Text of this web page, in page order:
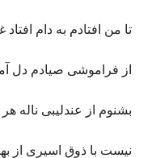
تا من افتادم به دام
از فراموشی صیادم دل
بشنوم از عندلیبی ناله
نیست با ذوق اسیری از